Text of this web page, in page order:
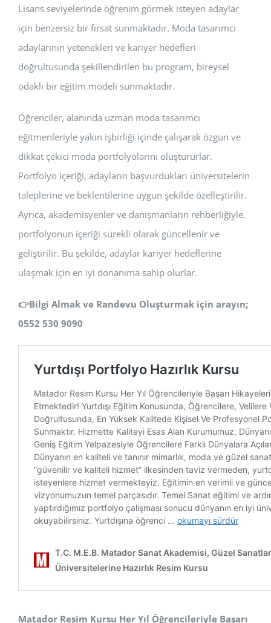
Lisans seviyelerinde öğrenim görmek isteyen adaylar
için benzersiz bir fırsat sunmaktadır. Moda tasarımcı
adaylarının yetenekleri ve kariyer hedefleri
doğrultusunda şekillendirilen bu program, bireysel
odaklı bir eğitim modeli sunmaktadır.
Öğrenciler, alanında uzman moda tasarımcı
eğitmenleriyle yakın işbirliği içinde çalışarak özgün ve
dikkat çekici moda portfolyolarını oluştururlar.
Portfolyo içeriği, adayların başvurdukları üniversitelerin
taleplerine ve beklentilerine uygun şekilde özelleştirilir.
Ayrıca, akademisyenler ve danışmanların rehberliğiyle,
portfolyonun içeriği sürekli olarak güncellenir ve
geliştirilir. Bu şekilde, adaylar kariyer hedeflerine
ulaşmak için en iyi donanıma sahip olurlar.
👉Bilgi Almak ve Randevu Oluşturmak için arayın;
0552 530 9090
Matador Resim Kursu Her Yıl Öğrencileriyle Başarı